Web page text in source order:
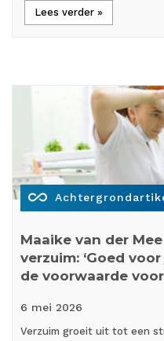
Lees verder »
all_inclusive
Maaike van der
verzuim: ‘Goed
de voorwaarde
6 mei 2026
Verzuim groeit uit tot een